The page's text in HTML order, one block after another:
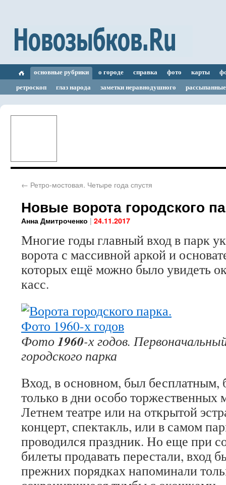
основные рубрики о городе справка фото карты
ретроскоп
глаз народа заметки неравнодушного
← Ретро-мостовая. Четыре года спустя
Новые ворота городского
Анна Дмитроченко | 24.11.2017
Многие годы главный вход в парк
ворота с массивной аркой и
которых ещё можно было увидеть
касс.
Фото1960-х годов.
городского парка
Вход, в основном, был бесплатным,
только в дни особо торжественных
Летнем театре или на открытой
концерт, спектакль, или в самом
проводился праздник. Но еще при
билеты продавать перестали, вход
прежних порядках напоминали